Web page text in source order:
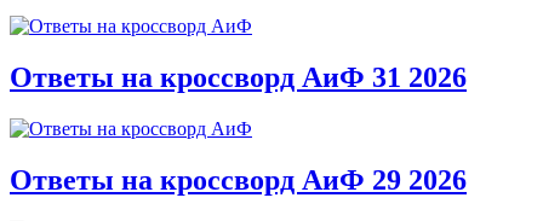
Ответы на кроссворд АиФ 31 2026
Ответы на кроссворд АиФ 29 2026